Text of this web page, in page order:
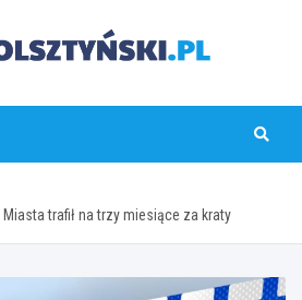
trafił na trzy miesiące za kraty